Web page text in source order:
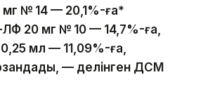
№ 14 — 20,1%-ға*
20 мг № 10 — 14,7%-ға,
мл — 11,09%-ға,
— делінген ДСМ